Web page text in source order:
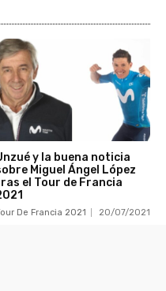
y la buena noticia
Miguel Ángel López
el Tour de Francia
De Francia 2021 20/07/2021